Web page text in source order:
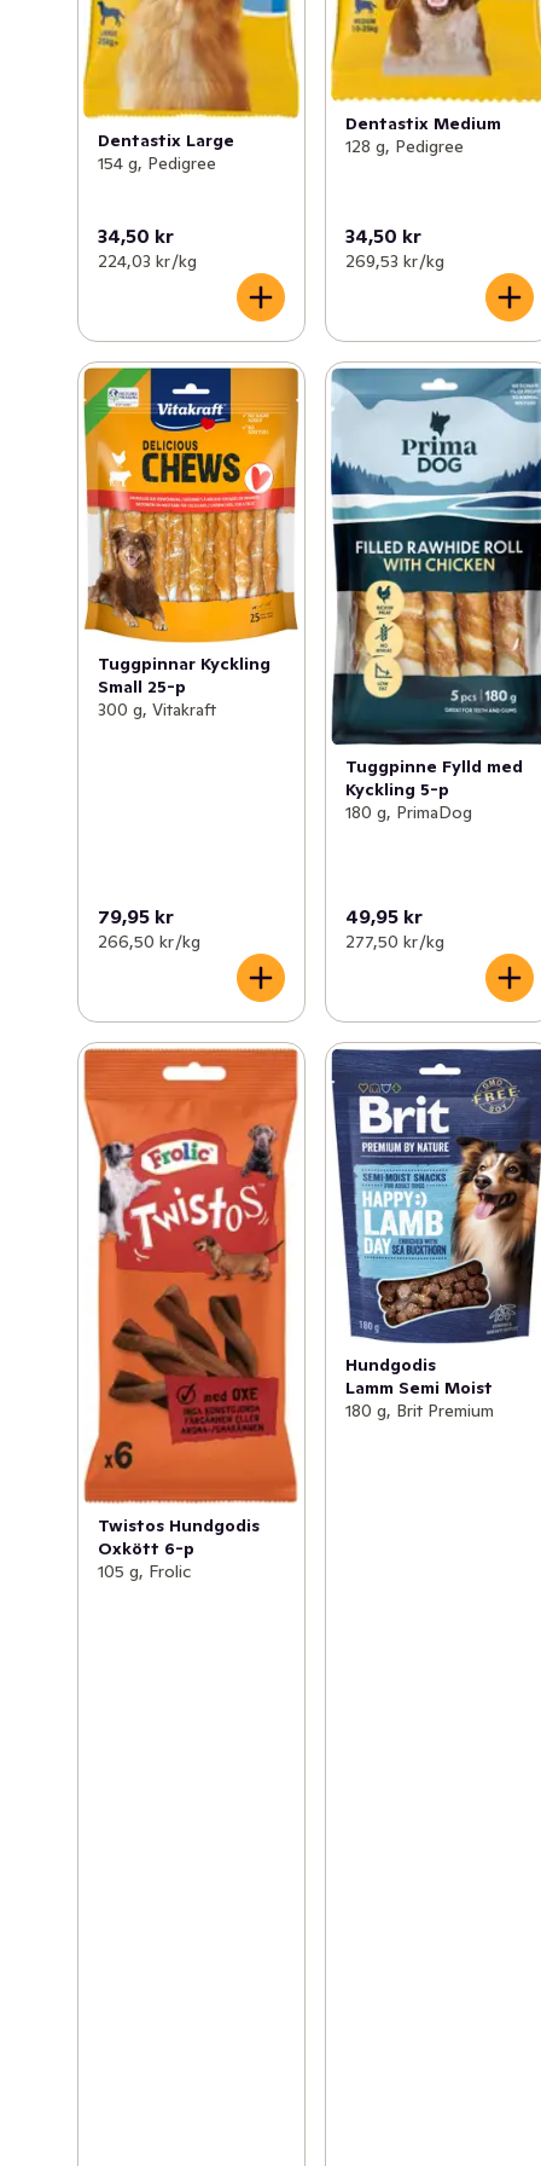
Dentastix Large
154 g, Pedigree
34,50 kr
224,03 kr /kg
Dentastix Medium
128 g, Pedigree
34,50 kr
269,53 kr /kg
Tuggpinnar Kyckling
Small 25-p
300 g, Vitakraft
79,95 kr
266,50 kr /kg
Tuggpinne Fylld med
Kyckling 5-p
180 g, PrimaDog
49,95 kr
277,50 kr /kg
Twistos Hundgodis
Oxkött 6-p
105 g, Frolic
Hundgodis
Lamm Semi Moist
180 g, Brit Premium